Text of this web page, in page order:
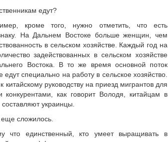
едут?
кроме того, нужно отметить, что есть
На Дальнем Востоке больше женщин, чем
в сельском хозяйстве. Каждый год на
задействованных в сельском хозяйстве
Востока. В то же время основной поток
специально на работу в сельское хозяйство.
руководству на приезд мигрантов для
конкурентами, как говорит Володя, китайцам в
украинцы.
сложилось.
что единственный, кто умеет выращивать в